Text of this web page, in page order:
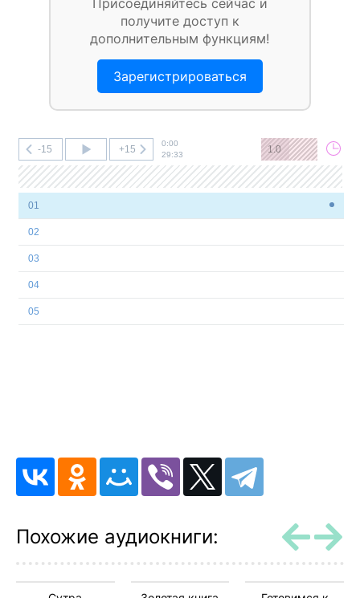
Присоединяйтесь сейчас и
получите доступ к
дополнительным функциям!
Зарегистрироваться
-15 +15
0:00
29:33
1.0
01
02
03
04
05
Похожие аудиокниги: